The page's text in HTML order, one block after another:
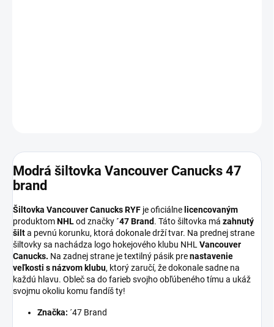
Modrá šiltovka Vancouver Canucks 47
brand
Šiltovka Vancouver Canucks RYF je oficiálne licencovaným
produktomNHLod značky ´47 Brand. Táto šiltovka má zahnutý
šilta pevnú korunku, ktorá dokonale drží tvar. Na prednej strane
šiltovky sa nachádza logo hokejového klubu NHL Vancouver
Canucks. Na zadnej strane je textilný pásik prenastavenie
veľkosti s názvom klubu, ktorý zaručí, že dokonale sadne na
každú hlavu. Obleč sa do farieb svojho obľúbeného tímu a ukáž
svojmu okoliu komu fandíš ty!
Značka: ´47 Brand